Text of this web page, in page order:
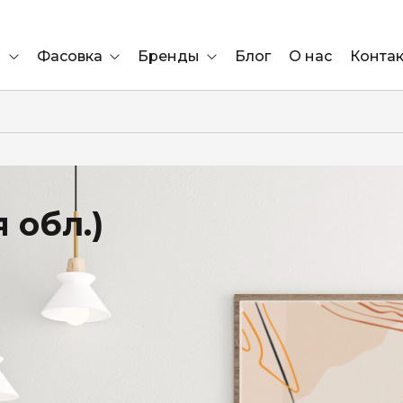
Фасовка Бренды Блог О нас
обл.)